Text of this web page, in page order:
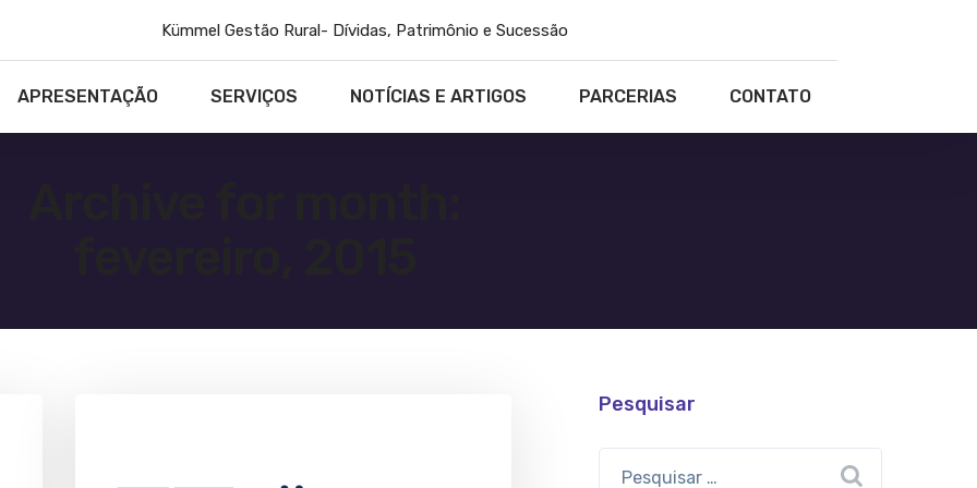
Kümmel Gestão Rural- Dívidas, Patrimônio e Sucessão
APRESENTAÇÃO SERVIÇOS NOTÍCIAS E ARTIGOS PARCERIAS CONTATO
Pesquisar